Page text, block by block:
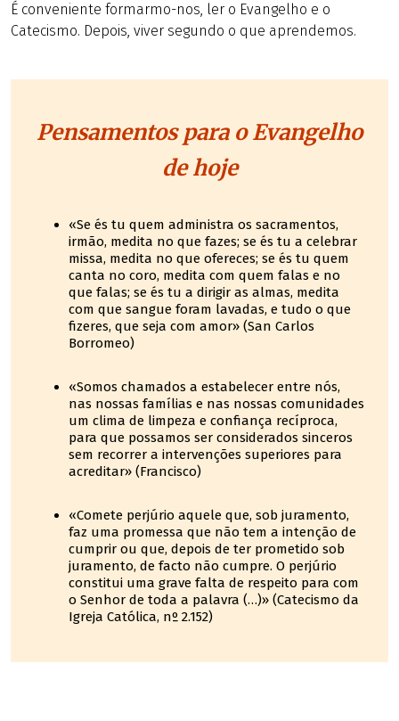
É conveniente formarmo-nos, ler o Evangelho e o
Catecismo. Depois, viver segundo o que aprendemos.
Pensamentos para o Evangelho
de hoje
«Se és tu quem administra os sacramentos,
irmão, medita no que fazes; se és tu a celebrar
missa, medita no que ofereces; se és tu quem
canta no coro, medita com quem falas e no
que falas; se és tu a dirigir as almas, medita
com que sangue foram lavadas, e tudo o que
fizeres, que seja com amor» (San Carlos
Borromeo)
«Somos chamados a estabelecer entre nós,
nas nossas famílias e nas nossas comunidades
um clima de limpeza e confiança recíproca,
para que possamos ser considerados sinceros
sem recorrer a intervenções superiores para
acreditar» (Francisco)
«Comete perjúrio aquele que, sob juramento,
faz uma promessa que não tem a intenção de
cumprir ou que, depois de ter prometido sob
juramento, de facto não cumpre. O perjúrio
constitui uma grave falta de respeito para com
o Senhor de toda a palavra (…)» (Catecismo da
Igreja Católica, nº 2.152)